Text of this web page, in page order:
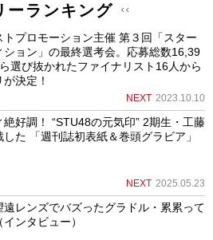
ーランキング
トプロモーション主催 第３回「スター
ョン」の最終選考会。応募総数16,39
選び抜かれたファイナリスト16人から
決定！
NEXT 2023.10.10
好調！ “STU48の元気印” 2期生・工藤
た 「週刊誌初表紙＆巻頭グラビア」
NEXT 2025.05.23
遠レンズでバズったグラドル・累累って
ンタビュー）